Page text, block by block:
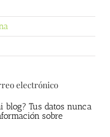
electrónico
blog? Tus datos nunca
sobre